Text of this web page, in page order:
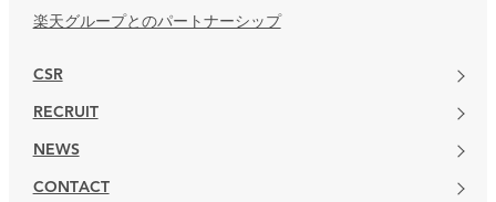
楽天グループとのパートナーシップ
CSR
RECRUIT
NEWS
CONTACT